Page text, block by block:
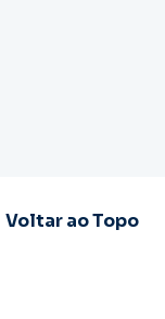
Voltar ao Topo